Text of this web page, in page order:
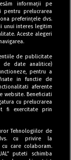
informații pe
pentru prelucrarea
preferințele dvs.
unui interes legitim
Aceste alegeri
de publicitate
de date analitice)
pentru a
in functie de
aferente
Beneficiati
cu prelucrarea
fi exercitate prin
Tehnologiilor de
cu privire la
care colaboram.
puteti schimba